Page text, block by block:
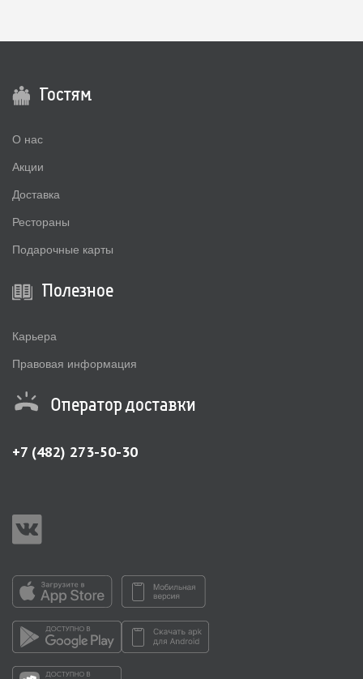
Гостям
О нас
Акции
Доставка
Рестораны
Подарочные карты
Полезное
Карьера
Правовая информация
Оператор доставки
+7 (482) 273-50-30